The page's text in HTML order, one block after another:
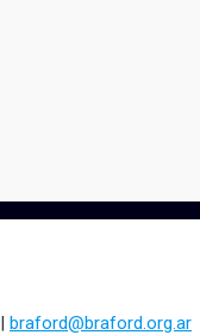
| braford@braford.org.ar